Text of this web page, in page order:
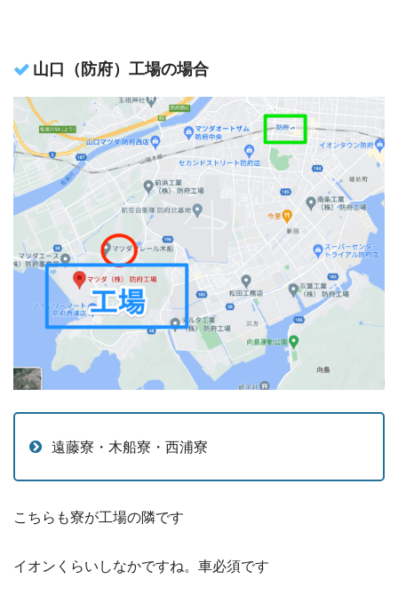
山口（防府）工場の場合
遠藤寮・木船寮・西浦寮
こちらも寮が工場の隣です
イオンくらいしなかですね。車必須です